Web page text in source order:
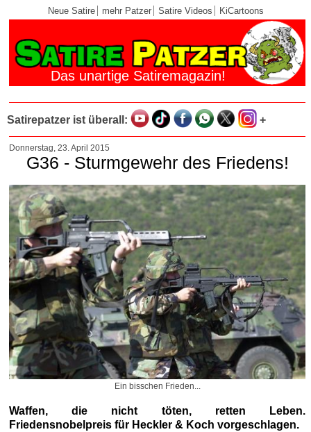
Neue Satire mehr Patzer Satire Videos KiCartoons
Das unartige Satiremagazin!
Satirepatzer ist überall: +
Donnerstag, 23. April 2015
G36 - Sturmgewehr des Friedens!
Ein bisschen Frieden...
Waffen, die nicht töten, retten Leben.
Friedensnobelpreis für Heckler & Koch vorgeschlagen.